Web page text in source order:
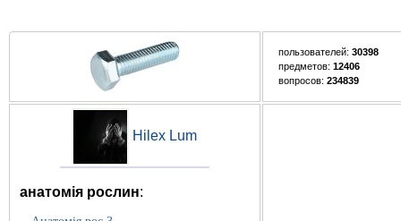
пользователей: 30398
предметов: 12406
вопросов: 234839
Hilex Lum
анатомія рослин: